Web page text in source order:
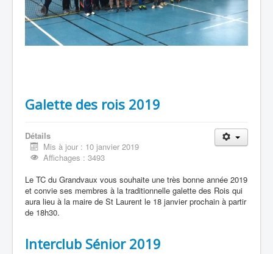
Galette des rois 2019
Détails
Mis à jour : 10 janvier 2019
Affichages : 3493
Le TC du Grandvaux vous souhaite une très bonne année 2019
et convie ses membres à la traditionnelle galette des Rois qui
aura lieu à la maire de St Laurent le 18 janvier prochain à partir
de 18h30.
Interclub Sénior 2019